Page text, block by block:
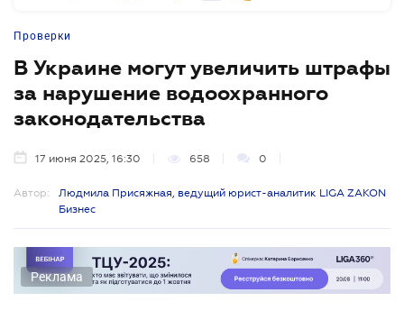
Проверки
В Украине могут увеличить штрафы
за нарушение водоохранного
законодательства
17 июня 2025, 16:30 658 0
Автор:
Людмила Присяжная, ведущий юрист-аналитик LIGA ZAKON
Бизнес
Реклама